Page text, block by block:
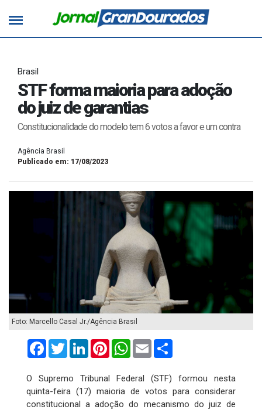
Brasil
STF forma maioria para adoção
do juiz de garantias
Constitucionalidade do modelo tem 6 votos a favor e um contra
Agência Brasil
Publicado em: 17/08/2023
Foto: Marcello Casal Jr./Agência Brasil
FacebookTwitterLinkedInPinterestWhatsApp
Email
O Supremo Tribunal Federal (STF) formou nesta
quinta-feira (17) maioria de votos para considerar
constitucional a adoção do mecanismo do juiz de